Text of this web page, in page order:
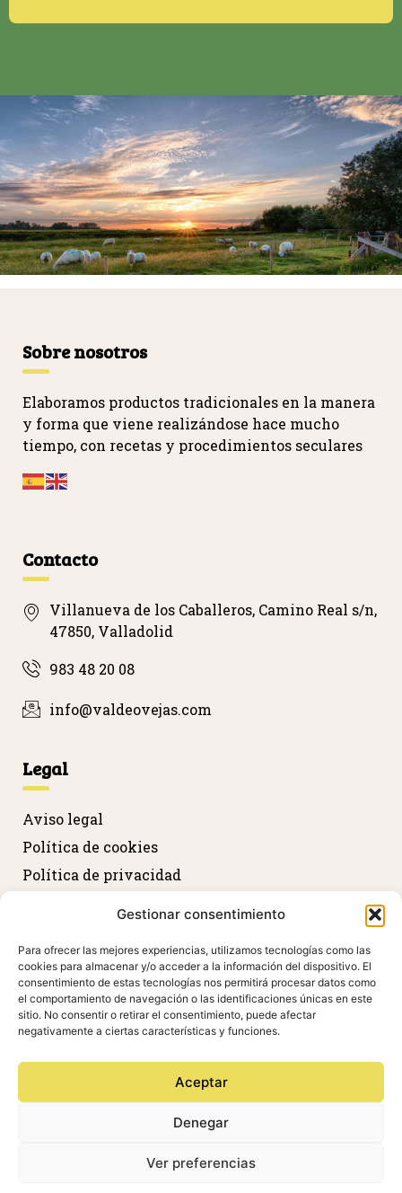
Gestionar consentimiento
Para ofrecer las mejores experiencias, utilizamos tecnologías como las
cookies para almacenar y/o acceder a la información del dispositivo. El
consentimiento de estas tecnologías nos permitirá procesar datos como
el comportamiento de navegación o las identificaciones únicas en este
sitio. No consentir o retirar el consentimiento, puede afectar
negativamente a ciertas características y funciones.
Aceptar
Denegar
Ver preferencias
Sobre nosotros
Elaboramos productos tradicionales en la manera
y forma que viene realizándose hace mucho
tiempo, con recetas y procedimientos seculares
Contacto
Villanueva de los Caballeros, Camino Real s/n,
47850, Valladolid
983 48 20 08
info@valdeovejas.com
Legal
Aviso legal
Política de cookies
Política de privacidad
Agradecimientos